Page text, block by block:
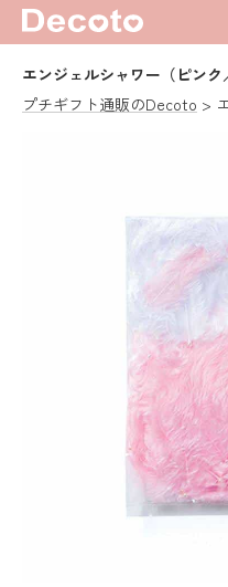
エンジェルシャワー（ピンク
プチギフト通販のDecoto